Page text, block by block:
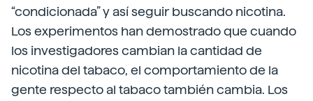
“condicionada” y así seguir buscando nicotina.
Los experimentos han demostrado que cuando
los investigadores cambian la cantidad de
nicotina del tabaco, el comportamiento de la
gente respecto al tabaco también cambia. Los